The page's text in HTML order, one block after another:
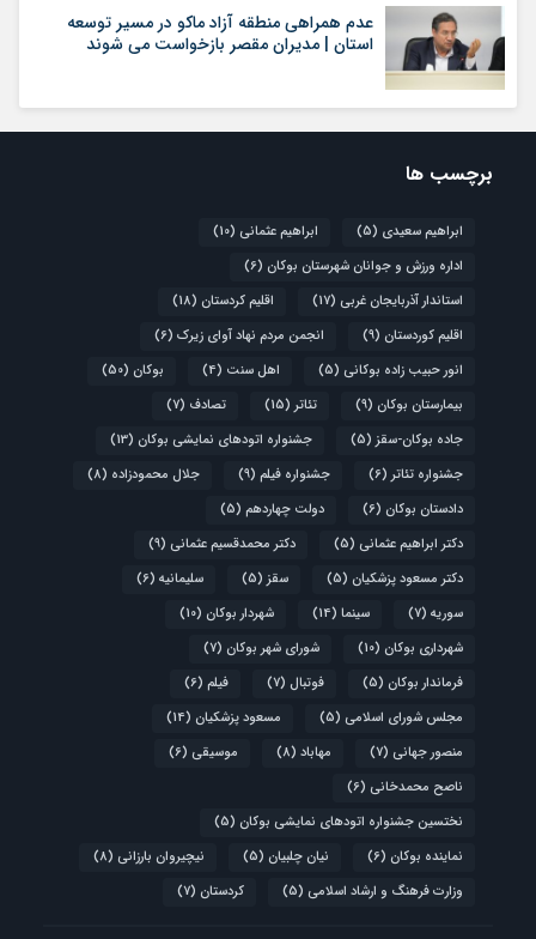
عدم همراهی منطقه آزاد ماکو در مسیر توسعه
استان | مدیران مقصر بازخواست می شوند
برچسب ها
ابراهیم سعیدی (5) ابراهیم عثمانی (10)
اداره ورزش و جوانان شهرستان بوکان (6)
استاندار آذربایجان غربی (17) اقلیم کردستان (18)
اقلیم کوردستان (9) انجمن مردم نهاد آوای زیرک (6)
انور حبیب زاده بوکانی (5) اهل سنت (4) بوکان (50)
بیمارستان بوکان (9) تئاتر (15) تصادف (7)
جاده بوکان-سقز (5) جشنواره اتودهای نمایشی بوکان (13)
جشنواره تئاتر (6) جشنواره فیلم (9) جلال محمودزاده (8)
دادستان بوکان (6) دولت چهاردهم (5)
دکتر ابراهیم عثمانی (5) دکتر محمدقسیم عثمانی (9)
دکتر مسعود پزشکیان (5) سقز (5) سلیمانیه (6)
سوریه (7) سینما (14) شهردار بوکان (10)
شهرداری بوکان (10) شورای شهر بوکان (7)
فرماندار بوکان (5) فوتبال (7) فیلم (6)
مجلس شورای اسلامی (5) مسعود پزشکیان (14)
منصور جهانی (7) مهاباد (8) موسیقی (6)
ناصح محمدخانی (6)
نختسین جشنواره اتودهای نمایشی بوکان (5)
نماینده بوکان (6) نیان چلبیان (5) نیچیروان بارزانی (8)
وزارت فرهنگ و ارشاد اسلامی (5) کردستان (7)